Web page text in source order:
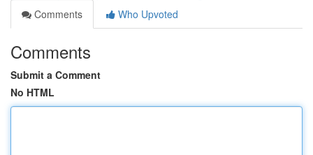
Comments
Who Upvoted
Comments
Submit a Comment
No HTML